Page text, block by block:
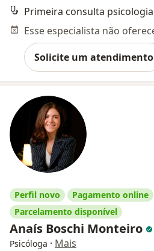
Primeira consulta psicologia
Solicite um atendimento
Perfil novo
Pagamento online
Parcelamento disponível
Anaís Boschi Monteiro
Psicóloga · Mais